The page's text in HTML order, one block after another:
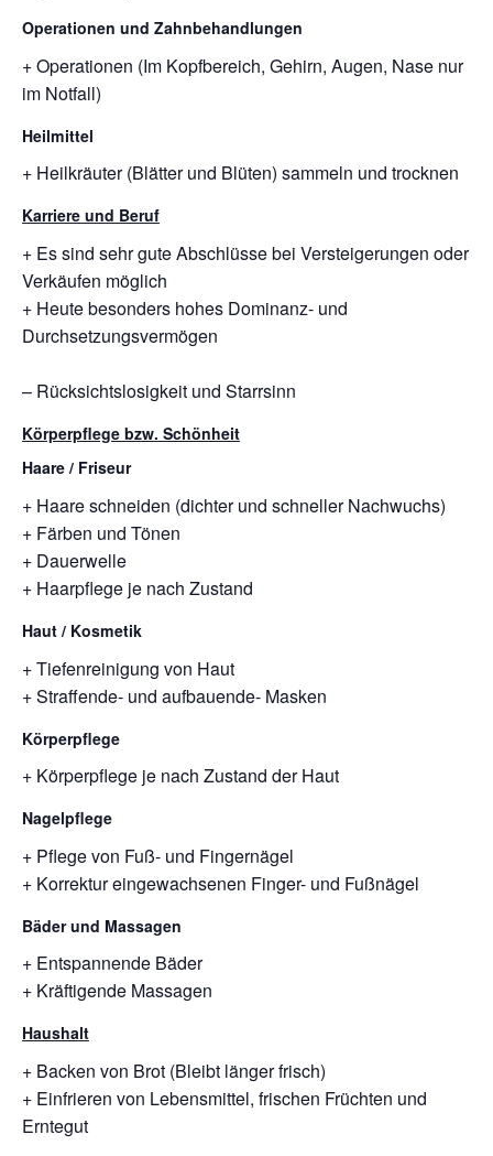
Operationen und Zahnbehandlungen
+ Operationen (Im Kopfbereich, Gehirn, Augen, Nase nur
im Notfall)
Heilmittel
+ Heilkräuter (Blätter und Blüten) sammeln und trocknen
Karriere und Beruf
+ Es sind sehr gute Abschlüsse bei Versteigerungen oder
Verkäufen möglich
+ Heute besonders hohes Dominanz- und
Durchsetzungsvermögen
– Rücksichtslosigkeit und Starrsinn
Körperpflege bzw. Schönheit
Haare / Friseur
+ Haare schneiden (dichter und schneller Nachwuchs)
+ Färben und Tönen
+ Dauerwelle
+ Haarpflege je nach Zustand
Haut / Kosmetik
+ Tiefenreinigung von Haut
+ Straffende- und aufbauende- Masken
Körperpflege
+ Körperpflege je nach Zustand der Haut
Nagelpflege
+ Pflege von Fuß- und Fingernägel
+ Korrektur eingewachsenen Finger- und Fußnägel
Bäder und Massagen
+ Entspannende Bäder
+ Kräftigende Massagen
Haushalt
+ Backen von Brot (Bleibt länger frisch)
+ Einfrieren von Lebensmittel, frischen Früchten und
Erntegut